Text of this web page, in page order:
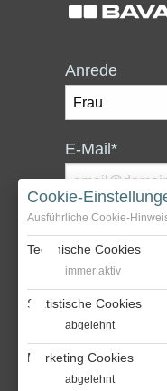
Cookie-
Ausführliche Cookie-
Technische Cookies
immer aktiv
Statistische Cookies
abgelehnt
Marketing Cookies
abgelehnt
Anrede
E-Mail*
Um Ihnen den
Bavaria Film
Unter der E-Mail-
nicht.